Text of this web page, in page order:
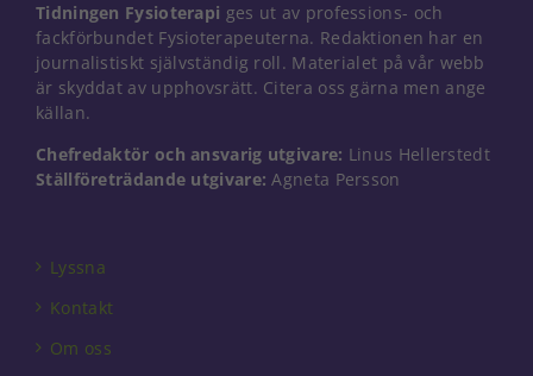
Tidningen Fysioterapi ges ut av professions- och
fackförbundet Fysioterapeuterna. Redaktionen har en
journalistiskt självständig roll. Materialet på vår webb
är skyddat av upphovsrätt. Citera oss gärna men ange
källan.
Chefredaktör och ansvarig utgivare: Linus Hellerstedt
Ställföreträdande utgivare: Agneta Persson
Lyssna
Kontakt
Om oss